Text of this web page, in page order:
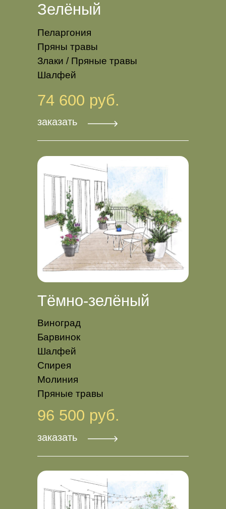
Пеларгония
Пряны травы
Злаки / Пряные травы
Шалфей
Виноград
Барвинок
Шалфей
Спирея
Молиния
Пряные травы
74 600 руб.
96 500 руб.
Зелёный
Тёмно-зелёный
заказать
заказать